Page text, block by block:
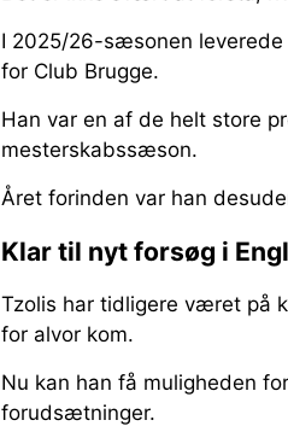
I 2025/26-sæsonen
for Club Brugge.
Han var en af de helt store
mesterskabssæson.
Året forinden var han
Klar til nyt forsøg i
Tzolis har tidligere været på
for alvor kom.
Nu kan han få muligheden
forudsætninger.